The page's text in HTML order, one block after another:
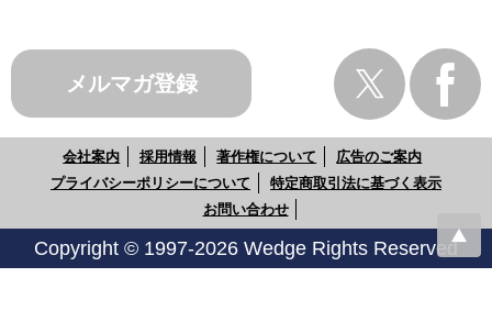
メルマガ登録
会社案内 採用情報 著作権について
広告のご案内
プライバシーポリシーについて
特定商取引法に基づく表示
お問い合わせ
Copyright © 1997-2026 Wedge Rights Reserved